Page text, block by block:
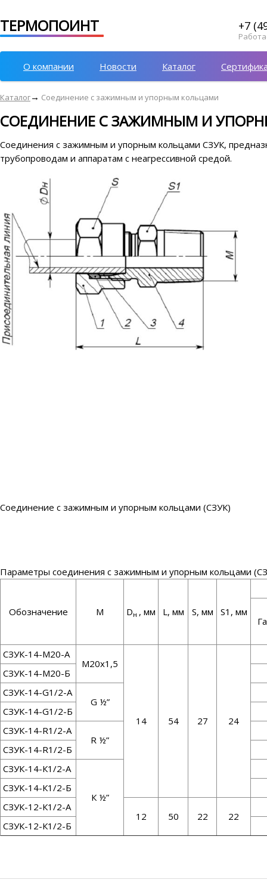
ТЕРМОПОИНТ +7
О компании Новости Каталог
Каталог→ Соединение с зажимным и упорным кольцами
СОЕДИНЕНИЕ С ЗАЖИМНЫМ И
Соединения с зажимным и упорным кольцами СЗУК,
трубопроводам и аппаратам с неагрессивной средой.
Соединение с зажимным и упорным кольцами (СЗУК)
Параметры соединения с зажимным и упорным кольцами
Обозначение М Dн , мм L, мм S, мм
S1, мм
СЗУК-14-М20-А
М20х1,5
14 54 27 24
СЗУК-14-М20-Б
СЗУК-14-G1/2-А
G ½”
СЗУК-14-G1/2-Б
СЗУК-14-R1/2-А
R ½”
СЗУК-14-R1/2-Б
СЗУК-14-К1/2-А
К ½”
СЗУК-14-К1/2-Б
СЗУК-12-К1/2-А
12
50 22
22
СЗУК-12-К1/2-Б